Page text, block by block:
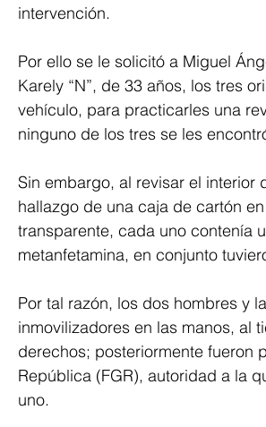
intervención.
Por ello se le solicitó a Miguel
Karely “N”, de 33 años, los tres
vehículo, para practicarles una
ninguno de los tres se les
Sin embargo, al revisar el
hallazgo de una caja de cartón
transparente, cada uno contenía
metanfetamina, en conjunto
Por tal razón, los dos hombres y
inmovilizadores en las manos, al
derechos; posteriormente fueron
República (FGR), autoridad a la
uno.